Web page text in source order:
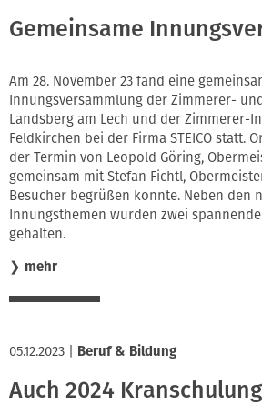
Gemeinsame
Am 28. November 23 fand eine
Innungsversammlung der Zimmerer-
Landsberg am Lech und der Zimmerer-
Feldkirchen bei der Firma STEICO statt.
der Termin von Leopold Göring,
gemeinsam mit Stefan Fichtl,
Besucher begrüßen konnte. Neben den
Innungsthemen wurden zwei
gehalten.
❯ mehr
05.12.2023 Beruf & Bildung
Auch 2024